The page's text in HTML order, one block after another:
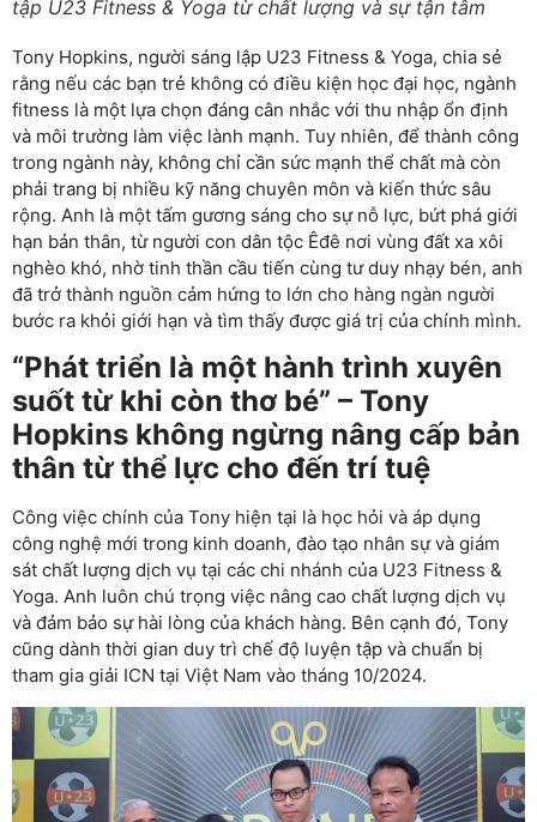
tập U23 Fitness & Yoga từ chất lượng và sự tận tâm
Tony Hopkins, người sáng lập U23 Fitness & Yoga, chia sẻ
rằng nếu các bạn trẻ không có điều kiện học đại học, ngành
fitness là một lựa chọn đáng cân nhắc với thu nhập ổn định
và môi trường làm việc lành mạnh. Tuy nhiên, để thành công
trong ngành này, không chỉ cần sức mạnh thể chất mà còn
phải trang bị nhiều kỹ năng chuyên môn và kiến thức sâu
rộng. Anh là một tấm gương sáng cho sự nỗ lực, bứt phá giới
hạn bản thân, từ người con dân tộc Êđê nơi vùng đất xa xôi
nghèo khó, nhờ tinh thần cầu tiến cùng tư duy nhạy bén, anh
đã trở thành nguồn cảm hứng to lớn cho hàng ngàn người
bước ra khỏi giới hạn và tìm thấy được giá trị của chính mình.
“Phát triển là một hành trình xuyên
suốt từ khi còn thơ bé” – Tony
Hopkins không ngừng nâng cấp bản
thân từ thể lực cho đến trí tuệ
Công việc chính của Tony hiện tại là học hỏi và áp dụng
công nghệ mới trong kinh doanh, đào tạo nhân sự và giám
sát chất lượng dịch vụ tại các chi nhánh của U23 Fitness &
Yoga. Anh luôn chú trọng việc nâng cao chất lượng dịch vụ
và đảm bảo sự hài lòng của khách hàng. Bên cạnh đó, Tony
cũng dành thời gian duy trì chế độ luyện tập và chuẩn bị
tham gia giải ICN tại Việt Nam vào tháng 10/2024.